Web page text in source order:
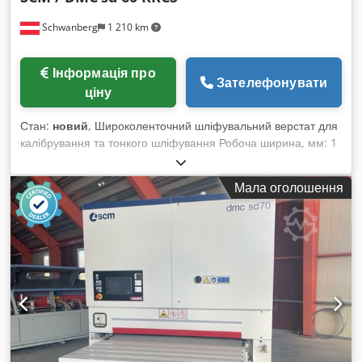
письмовій формі. (Відповіді на запити надаємо лише за
Schwanberg 1 210 km
ціну
Зателефонувати
Стан: новий, Широколенточний шліфувальний верстат для
калібрування та тонкого шліфування Робоча ширина, мм: 1
100 Мін./макс. робоча висота, мм: 4/170 Ширина
шліфувальної стрічки, мм: 1 115 Довжина шліфувальної
стрічки, мм: 2 150 Двигун-редуктор, кВт: 2,2 Швидкість
подачі, м/хв: змінна Вхідні та вихідні опорні ролики для
довгих та коротких заготовок Осцилюючий вентилятор для
очищення стрічки 1-го агрегату Осцилюючий вентилятор
для очищення стрічки 2-го агрегату Осцилюючий
вентилятор для очищення стрічки 3-го агрегату 10” панель
керування з сенсорним екраном „eye-S“ Chsdpjitvkujfx Ag
Uoa 1-й агрегат: сталевий вал 2-й агрегат: гумований
калібрувальний вал 85SH 3-й агрегат: комбінований агрегат
з пневматичним сегментованим шліфувальним башмаком/
Мала оголошення